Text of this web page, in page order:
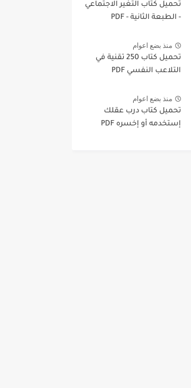
تحميل كتاب التغير الاجتماعي
- الطبعة الثانية - PDF
منذ بضع اعوام
تحميل كتاب 250 تقنية في
التلاعب النفسي PDF
منذ بضع اعوام
تحميل كتاب درب عقلك
إستخدمه أو إخسره PDF